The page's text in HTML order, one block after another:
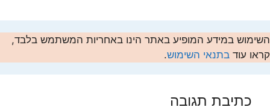
השימוש במידע המופיע באתר הינו באחריות המשתמש בלבד,
קראו עוד בתנאי השימוש.
כתיבת תגובה